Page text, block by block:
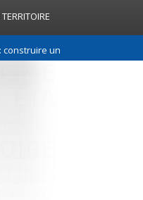
une relation de